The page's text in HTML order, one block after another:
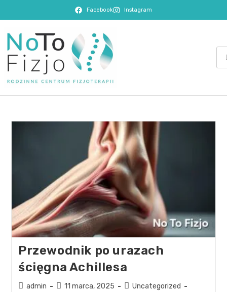
Facebook Instagram
Przewodnik po urazach
ścięgna Achillesa
admin 11 marca, 2025
Uncategorized